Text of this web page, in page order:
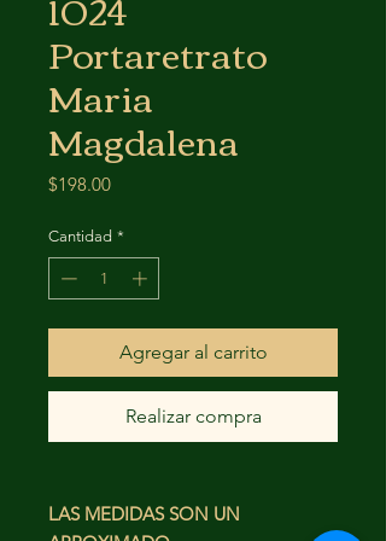
Portaretrato
Maria
Magdalena
$198.00Precio
Cantidad *
Agregar al carrito
Realizar compra
LAS MEDIDAS SON UN